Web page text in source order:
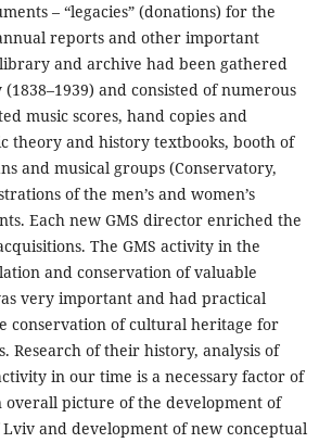
– “legacies” (donations) for the
reports and other important
and archive had been gathered
and consisted of numerous
music scores, hand copies and
theory and history textbooks, booth of
and musical groups (Conservatory,
of the men’s and women’s
Each new GMS director enriched the
The GMS activity in the
and conservation of valuable
very important and had practical
conservation of cultural heritage for
Research of their history, analysis of
in our time is a necessary factor of
overall picture of the development of
and development of new conceptual